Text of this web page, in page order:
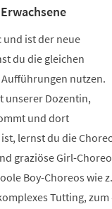
und ist der neue
du die gleichen
nutzen.
unserer Dozentin,
und dort
lernst du die
graziöse Girl-
Boy-Choreos wie
Tutting,